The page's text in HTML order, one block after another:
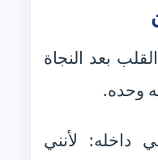
بعد النجاة
وحده.
داخله: لأنني